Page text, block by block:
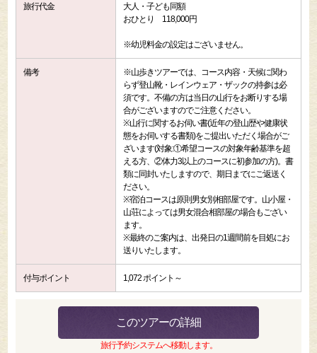
旅行代金
大人・子ども同額
おひとり 118,000円
※幼児料金の設定はございません。
備考
※山歩きツアーでは、コース内容・天候に関わ
らず登山靴・レインウェア・ザックの持参は必
須です。不備の方は当日の山行をお断りする場
合がございますのでご注意ください。
※山行に関するお伺い書(近年の登山歴や健康状
態をお伺いする書類)をご提出いただく場合がご
ざいます(対象:①希望コースの対象年齢基準を超
える方、②体力3以上のコースに初参加の方)。書
類に同封いたしますので、期日までにご返送く
ださい。
※宿泊コースは原則男女別相部屋です。山小屋・
山荘によっては男女混合相部屋の場合もござい
ます。
※最終のご案内は、出発日の1週間前を目処にお
送りいたします。
付与ポイント 1,072 ポイント～
このツアーの詳細
旅行予約システムへ移動します。